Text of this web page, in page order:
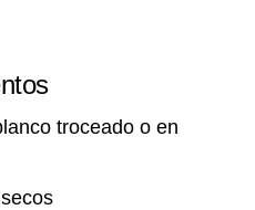
troceado o en